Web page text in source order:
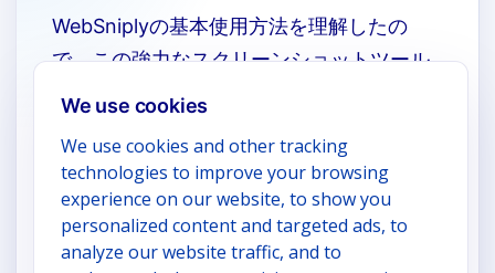
WebSniplyの基本使用方法を理解したの
で、この強力なスクリーンショットツール
を実際に体験してみましょう！
体験をパーソナライズできます
WebSniplyを使い始める
We use cookies
We use cookies and other tracking
technologies to improve your browsing
experience on our website, to show you
personalized content and targeted ads, to
analyze our website traffic, and to